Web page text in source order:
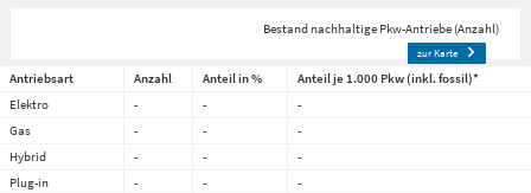
Bestand nachhaltige Pkw-Antriebe (Anzahl)
zur Karte
Antriebsart Anzahl Anteil in %
Anteil je 1.000 Pkw (inkl. fossil)*
Elektro
- -
-
Gas
- -
-
Hybrid
- -
-
Plug-in
- -
-